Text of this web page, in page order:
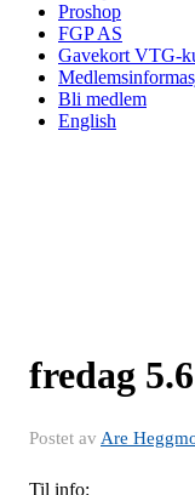
Proshop
FGP AS
Gavekort VTG-
Bli medlem
English
fredag
Postet av Are
Til info: